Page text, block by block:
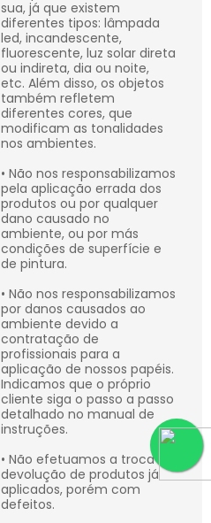
sua, já que existem
diferentes tipos: lâmpada
led, incandescente,
fluorescente, luz solar direta
ou indireta, dia ou noite,
etc. Além disso, os objetos
também refletem
diferentes cores, que
modificam as tonalidades
nos ambientes.
• Não nos responsabilizamos
pela aplicação errada dos
produtos ou por qualquer
dano causado no
ambiente, ou por más
condições de superfície e
de pintura.
• Não nos responsabilizamos
por danos causados ao
ambiente devido a
contratação de
profissionais para a
aplicação de nossos papéis.
Indicamos que o próprio
cliente siga o passo a passo
detalhado no manual de
instruções.
• Não efetuamos a troca ou
devolução de produtos já
aplicados, porém com
defeitos.